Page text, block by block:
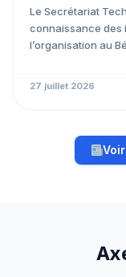
Le Secrétariat
connaissance des
l’organisation au
27 juillet 2026